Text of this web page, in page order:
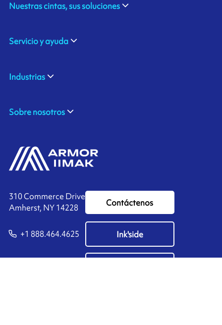
310 Commerce Drive
Amherst, NY 14228
+1 888.464.4625
Contáctenos
Ink'side
Nuestras cintas, sus soluciones
Servicio y ayuda
Industrias
Sobre nosotros